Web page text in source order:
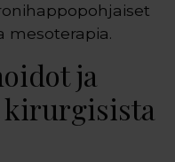
mesoterapia.
ja
kirurgisista